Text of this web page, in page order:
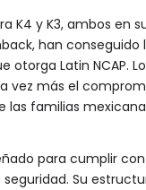
K4 y K3, ambos en
han conseguido
otorga Latin NCAP.
vez más el
las familias
para cumplir
Su